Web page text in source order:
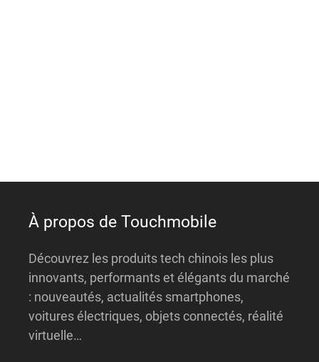
À propos de Touchmobile
Découvrez les produits tech chinois les plus
innovants, performants et élégants du marché
: nouveautés, actualités smartphones,
voitures électriques, objets connectés, réalité
virtuelle…